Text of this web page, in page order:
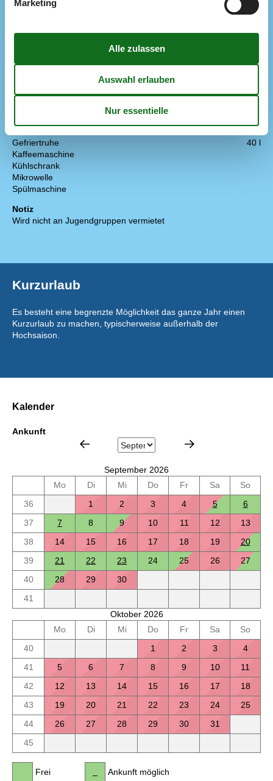
Surfmöglichkeiten
150 m
Hochwertige Gartenmöbel
Nahe am Meer
Küche
Gefriertruhe
40 l
Kaffeemaschine
Kühlschrank
Mikrowelle
Spülmaschine
Notiz
Wird nicht an Jugendgruppen vermietet
Kurzurlaub
Es besteht eine begrenzte Möglichkeit das ganze Jahr einen
Kurzurlaub zu machen, typischerweise außerhalb der
Hochsaison.
Kalender
Ankunft
September 2026
Mo
Di Mi Do Fr Sa
So
36
1 2 3 4 5
6
37
7 8 9 10 11 12
13
38
14 15 16 17 18 19
20
39
21 22 23 24 25 26
27
40
28 29
30
41
Oktober 2026
Mo
Di Mi Do Fr Sa
So
40
1 2 3
4
41
5 6 7 8 9 10
11
42
12 13 14 15 16 17
18
43
19 20 21 22 23 24
25
44
26 27 28 29 30
31
45
Frei Ankunft möglich
Marketing